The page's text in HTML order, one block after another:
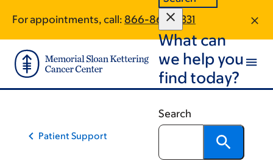
main
content
footer
For appointments, call: 866-868-9331
What can
we help you
find today?
Search
Patient Support